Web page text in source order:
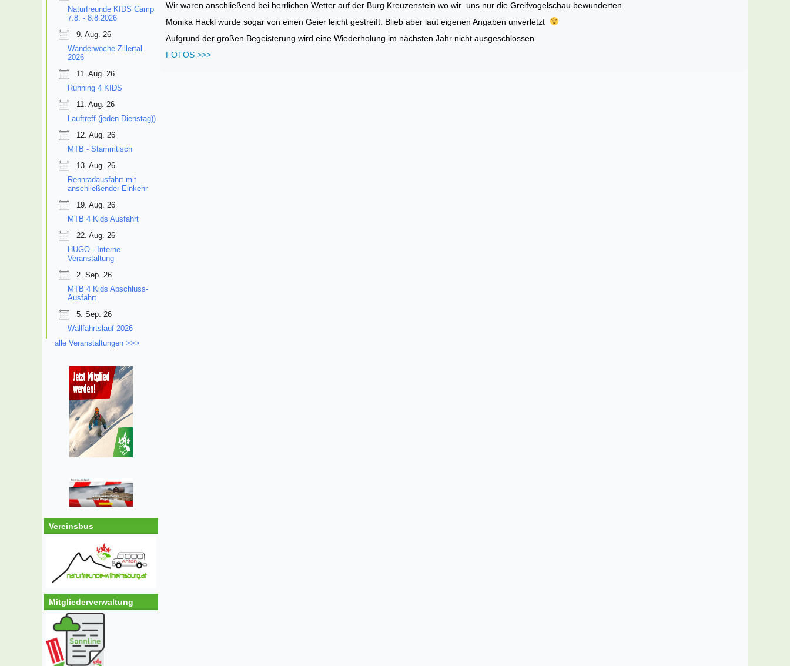
Naturfreunde KIDS Camp
7.8. - 8.8.2026
9. Aug. 26
Wanderwoche Zillertal
2026
11. Aug. 26
Running 4 KIDS
11. Aug. 26
Lauftreff (jeden Dienstag))
12. Aug. 26
MTB - Stammtisch
13. Aug. 26
Rennradausfahrt mit
anschließender Einkehr
19. Aug. 26
MTB 4 Kids Ausfahrt
22. Aug. 26
HUGO - Interne
Veranstaltung
2. Sep. 26
MTB 4 Kids Abschluss-
Ausfahrt
5. Sep. 26
Wallfahrtslauf 2026
alle Veranstaltungen >>>
Vereinsbus
Mitgliederverwaltung
Wir waren anschließend bei herrlichen Wetter auf der Burg Kreuzenstein wo wir uns nur die Greifvogelschau bewunderten.
Monika Hackl wurde sogar von einen Geier leicht gestreift. Blieb aber laut eigenen Angaben unverletzt
Aufgrund der großen Begeisterung wird eine Wiederholung im nächsten Jahr nicht ausgeschlossen.
FOTOS >>>